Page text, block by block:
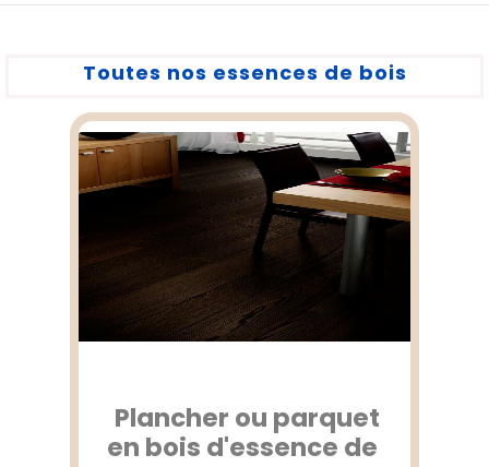
Toutes nos essences de bois
Plancher ou parquet
en bois d'essence de